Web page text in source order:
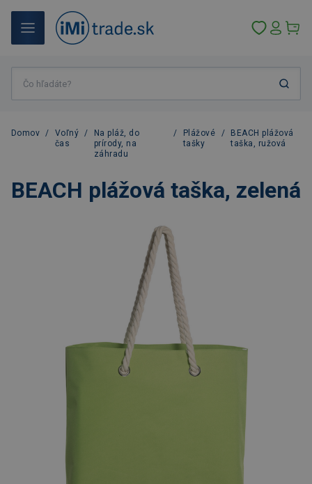
Domov /
Voľný
čas
/
Na pláž, do
prírody, na
záhradu
/
Plážové
tašky
/
BEACH plážová
taška, ružová
BEACH plážová taška, zelená